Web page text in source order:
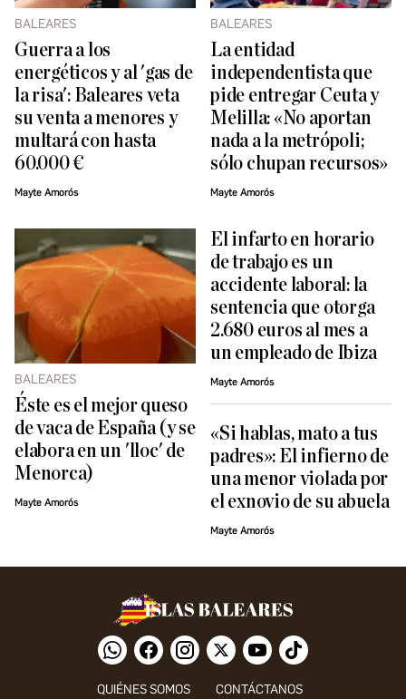
BALEARES
Guerra a los
energéticos y al 'gas de
la risa': Baleares veta
su venta a menores y
multará con hasta
60.000 €
Mayte Amorós
BALEARES
La entidad
independentista que
pide entregar Ceuta y
Melilla: «No aportan
nada a la metrópoli;
sólo chupan recursos»
Mayte Amorós
BALEARES
Éste es el mejor queso
de vaca de España (y se
elabora en un 'lloc' de
Menorca)
Mayte Amorós
El infarto en horario
de trabajo es un
accidente laboral: la
sentencia que otorga
2.680 euros al mes a
un empleado de Ibiza
Mayte Amorós
«Si hablas, mato a tus
padres»: El infierno de
una menor violada por
el exnovio de su abuela
Mayte Amorós
QUIÉNES SOMOS CONTÁCTANOS